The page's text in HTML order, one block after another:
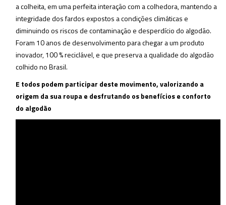
a colheita, em uma perfeita interação com a colhedora, mantendo a
integridade dos fardos expostos a condições climáticas e
diminuindo os riscos de contaminação e desperdício do algodão.
Foram 10 anos de desenvolvimento para chegar a um produto
inovador, 100 % reciclável, e que preserva a qualidade do algodão
colhido no Brasil.
E todos podem participar deste movimento, valorizando a
origem da sua roupa e desfrutando os benefícios e conforto
do algodão